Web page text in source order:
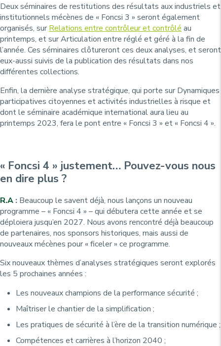
Deux séminaires de restitutions des résultats aux industriels et
institutionnels mécènes de « Foncsi 3 » seront également
organisés, sur Relations entre contrôleur et contrôlé au
printemps, et sur Articulation entre réglé et géré à la fin de
l’année. Ces séminaires clôtureront ces deux analyses, et seront
eux-aussi suivis de la publication des résultats dans nos
différentes collections.
Enfin, la dernière analyse stratégique, qui porte sur Dynamiques
participatives citoyennes et activités industrielles à risque et
dont le séminaire académique international aura lieu au
printemps 2023, fera le pont entre « Foncsi 3 » et « Foncsi 4 ».
« Foncsi 4 » justement… Pouvez-vous nous
en dire plus ?
R.A : Beaucoup le savent déjà, nous lançons un nouveau
programme – « Foncsi 4 » – qui débutera cette année et se
déploiera jusqu’en 2027. Nous avons rencontré déjà beaucoup
de partenaires, nos sponsors historiques, mais aussi de
nouveaux mécènes pour « ficeler » ce programme.
Six nouveaux thèmes d’analyses stratégiques seront explorés
les 5 prochaines années :
Les nouveaux champions de la performance sécurité ;
Maîtriser le chantier de la simplification ;
Les pratiques de sécurité à l’ère de la transition numérique ;
Compétences et carrières à l’horizon 2040 ;